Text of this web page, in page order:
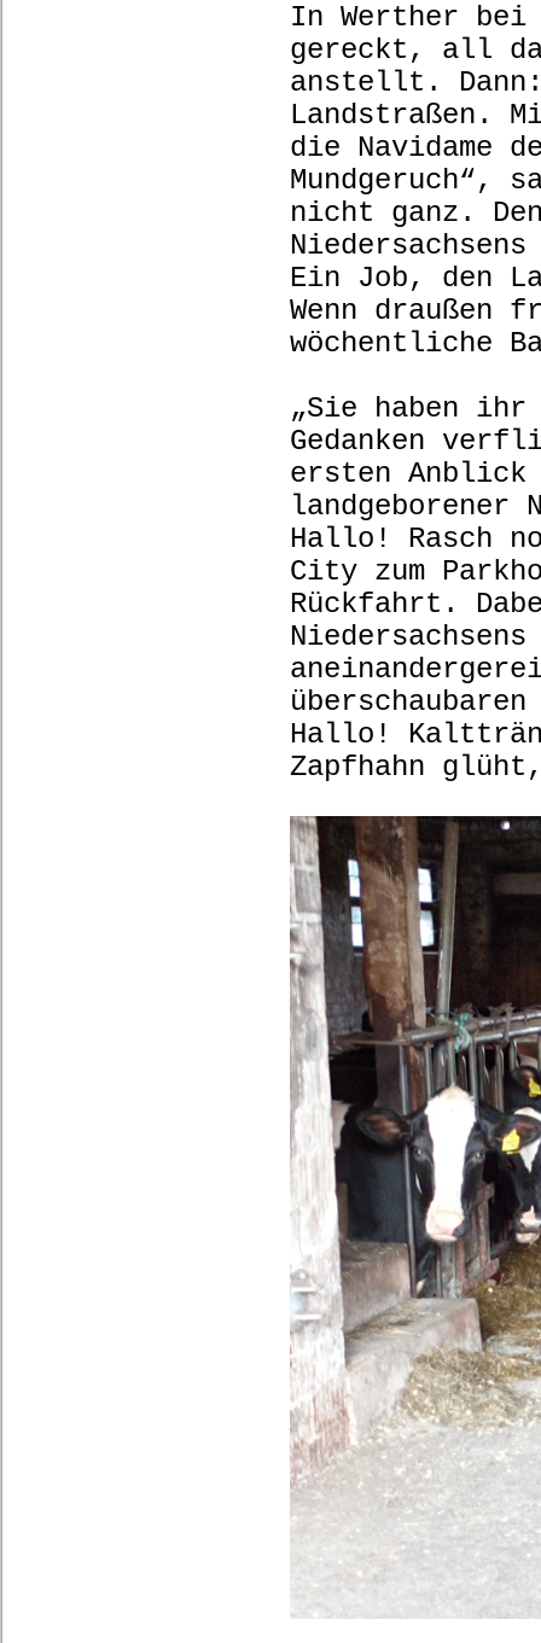
In Werther bei
gereckt, all
anstellt.
Landstraßen.
die Navidame
Mundgeruch“,
nicht ganz.
Ein Job, den
Wenn draußen
wöchentliche
„Sie haben
Gedanken
ersten
landgeborener
Hallo! Rasch
City zum
Rückfahrt.
Hallo!
Zapfhahn